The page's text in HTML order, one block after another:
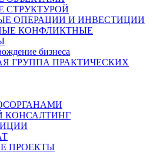
СТРУКТУРОЙ
ОПЕРАЦИИ И ИНВЕСТИЦИИ
КОНФЛИКТНЫЕ
бизнеса
ГРУППА ПРАКТИЧЕСКИХ
КОНСАЛТИНГ
ПРОЕКТЫ